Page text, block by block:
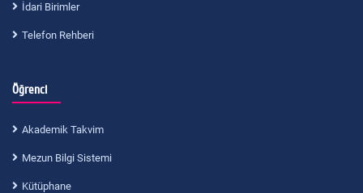
İdari Birimler
Telefon Rehberi
Öğrenci
Akademik Takvim
Mezun Bilgi Sistemi
Kütüphane